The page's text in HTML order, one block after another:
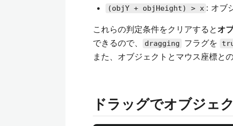
(objY + objHeight) > x : オブ
これらの判定条件をクリアすると オ
できるので、
dragging フラグを
また、オブジェクトとマウス座標と
ドラッグでオブジェ